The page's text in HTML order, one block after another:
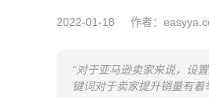
2022-01-18 作者：
“对于亚马逊卖家来说，设
键词对于卖家提升销量有着